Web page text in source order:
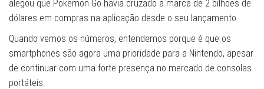
alegou que Pokemon Go havia cruzado a marca de 2 bilhões de
dólares em compras na aplicação desde o seu lançamento.
Quando vemos os números, entendemos porque é que os
smartphones são agora uma prioridade para a Nintendo, apesar
de continuar com uma forte presença no mercado de consolas
portáteis.